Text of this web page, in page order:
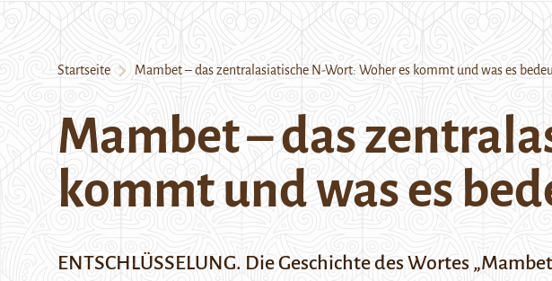
Startseite Mambet – das zentralasiatische N-Wort: Woher es kommt und was es
Mambet – das
kommt und was es
ENTSCHLÜSSELUNG. Die Geschichte des Wortes